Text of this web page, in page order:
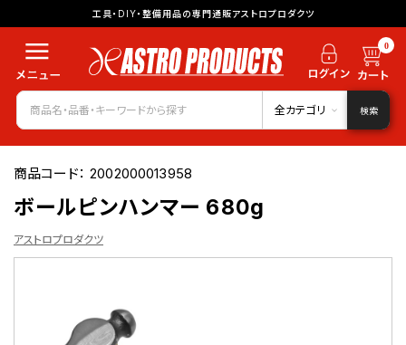
工具・DIY・整備用品の専門通販アストロプロダクツ
0
全カテゴリ 検索
商品コード：2002000013958
ボールピンハンマー 680g
アストロプロダクツ